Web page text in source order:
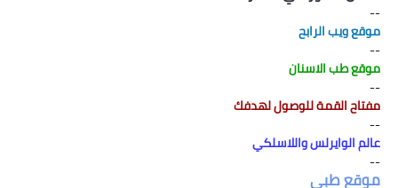
--
موقع ويب الرابح
--
موقع طب الاسنان
--
مفتاح القمة للوصول لهدفك
--
عالم الوايرلس واللاسلكي
--
موقع طبي